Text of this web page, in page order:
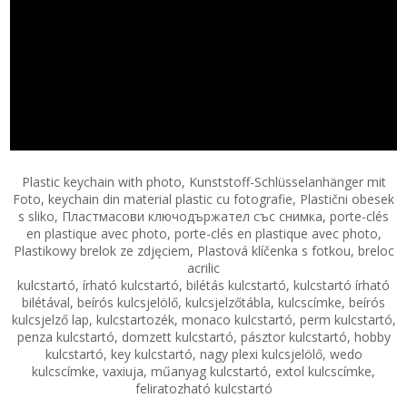
Plastic keychain with photo, Kunststoff-Schlüsselanhänger mit
Foto, keychain din material plastic cu fotografie, Plastični obesek
s sliko, Пластмасови ключодържател със снимка, porte-clés
en plastique avec photo, porte-clés en plastique avec photo,
Plastikowy brelok ze zdjęciem, Plastová klíčenka s fotkou, breloc
acrilic
kulcstartó, írható kulcstartó, bilétás kulcstartó, kulcstartó írható
bilétával, beírós kulcsjelölő, kulcsjelzőtábla, kulcscímke, beírós
kulcsjelző lap, kulcstartozék, monaco kulcstartó, perm kulcstartó,
penza kulcstartó, domzett kulcstartó, pásztor kulcstartó, hobby
kulcstartó, key kulcstartó, nagy plexi kulcsjelölő, wedo
kulcscímke, vaxiuja, műanyag kulcstartó, extol kulcscímke,
feliratozható kulcstartó